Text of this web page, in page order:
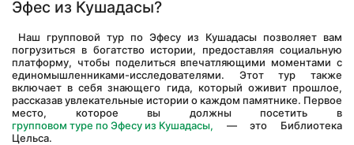
Эфес из Кушадасы?
погрузиться в богатство истории, предоставляя социальную
платформу, чтобы поделиться впечатляющими моментами с
единомышленниками-исследователями. Этот тур также
включает в себя знающего гида, который оживит прошлое,
рассказав увлекательные истории о каждом памятнике. Первое
место, которое вы должны посетить в
групповом туре по Эфесу из Кушадасы, — это Библиотека
Цельса.